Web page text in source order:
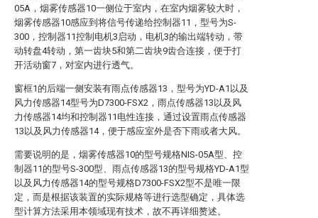
05A，烟雾传感器10一侧位于室内，在室内烟雾较大时，
烟雾传感器10感应到将信号传递给控制器11，型号为S-
300，控制器11控制电机3启动，电机3的输出端转动，带
动转盘4转动，第一齿块5和第二齿块9齿合连接，便于打
开活动窗7，对室内进行透气。
窗框1的后端一侧安装有雨点传感器13，型号为YD-A1以及
风力传感器14型号为D7300-FSX2，雨点传感器13以及风
力传感器14均和控制器11电性连接，通过设置雨点传感器
13以及风力传感器14，便于感应室外是否下雨或者大风。
需要说明的是，烟雾传感器10的型号规格NIS-05A型、控
制器11的型号S-300型、雨点传感器13的型号规格YD-A1型
以及风力传感器14的型号规格D7300-FSX2型不是唯一限
定，而是根据该装置的实际规格等进行选型确定，具体选
型计算方法采用本领域现有技术，故不再详细赘述。